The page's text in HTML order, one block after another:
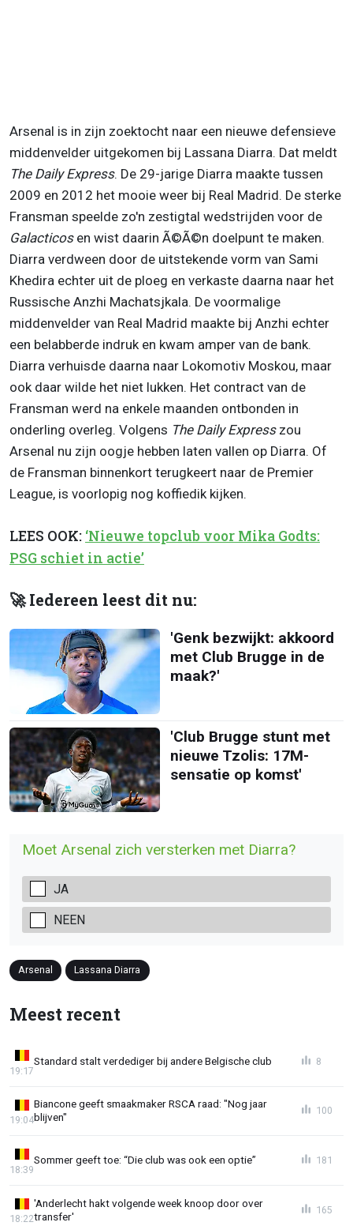
Arsenal is in zijn zoektocht naar een nieuwe defensieve
middenvelder uitgekomen bij Lassana Diarra. Dat meldt
The Daily Express. De 29-jarige Diarra maakte tussen
2009 en 2012 het mooie weer bij Real Madrid. De sterke
Fransman speelde zo'n zestigtal wedstrijden voor de
Galacticosen wist daarin Ã©Ã©n doelpunt te maken.
Diarra verdween door de uitstekende vorm van Sami
Khedira echter uit de ploeg en verkaste daarna naar het
Russische Anzhi Machatsjkala. De voormalige
middenvelder van Real Madrid maakte bij Anzhi echter
een belabberde indruk en kwam amper van de bank.
Diarra verhuisde daarna naar Lokomotiv Moskou, maar
ook daar wilde het niet lukken. Het contract van de
Fransman werd na enkele maanden ontbonden in
onderling overleg. Volgens The Daily Expresszou
Arsenal nu zijn oogje hebben laten vallen op Diarra. Of
de Fransman binnenkort terugkeert naar de Premier
League, is voorlopig nog koffiedik kijken.
LEES OOK: ‘Nieuwe topclub voor Mika Godts:
PSG schiet in actie’
🚀 Iedereen leest dit nu:
'Genk bezwijkt: akkoord
met Club Brugge in de
maak?'
'Club Brugge stunt met
nieuwe Tzolis: 17M-
sensatie op komst'
Moet Arsenal zich versterken met Diarra?
JA
NEEN
Arsenal Lassana Diarra
Meest recent
Standard stalt verdediger bij andere Belgische club
19:17
8
Biancone geeft smaakmaker RSCA raad: "Nog jaar
blijven"
19:04
100
Sommer geeft toe: “Die club was ook een optie”
18:39
181
'Anderlecht hakt volgende week knoop door over
transfer'
18:22
165